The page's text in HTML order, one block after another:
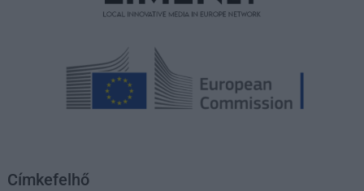
Címkefelhő